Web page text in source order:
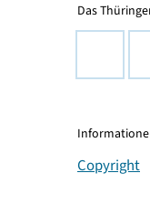
Das
Copyright